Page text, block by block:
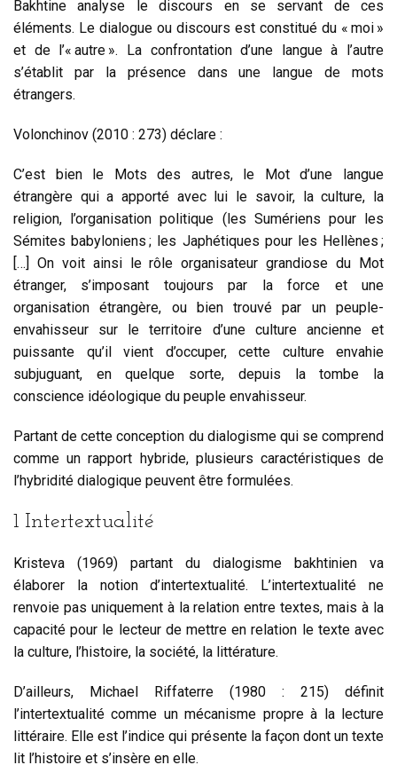
Bakhtine analyse le discours en se servant de ces
éléments. Le dialogue ou discours est constitué du « moi »
et de l’« autre ». La confrontation d’une langue à l’autre
s’établit par la présence dans une langue de mots
étrangers.
Volonchinov (2010 : 273) déclare :
C’est bien le Mots des autres, le Mot d’une langue
étrangère qui a apporté avec lui le savoir, la culture, la
religion, l’organisation politique (les Sumériens pour les
Sémites babyloniens ; les Japhétiques pour les Hellènes ;
[…] On voit ainsi le rôle organisateur grandiose du Mot
étranger, s’imposant toujours par la force et une
organisation étrangère, ou bien trouvé par un peuple-
envahisseur sur le territoire d’une culture ancienne et
puissante qu’il vient d’occuper, cette culture envahie
subjuguant, en quelque sorte, depuis la tombe la
conscience idéologique du peuple envahisseur.
Partant de cette conception du dialogisme qui se comprend
comme un rapport hybride, plusieurs caractéristiques de
l’hybridité dialogique peuvent être formulées.
1 Intertextualité
Kristeva (1969) partant du dialogisme bakhtinien va
élaborer la notion d’intertextualité. L’intertextualité ne
renvoie pas uniquement à la relation entre textes, mais à la
capacité pour le lecteur de mettre en relation le texte avec
la culture, l’histoire, la société, la littérature.
D’ailleurs, Michael Riffaterre (1980 : 215) définit
l’intertextualité comme un mécanisme propre à la lecture
littéraire. Elle est l’indice qui présente la façon dont un texte
lit l’histoire et s’insère en elle.